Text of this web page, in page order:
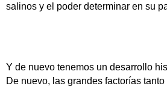
salinos y el poder determinar en su
Y de nuevo tenemos un desarrollo
De nuevo, las grandes factorías